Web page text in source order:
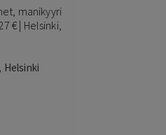
manikyyri
€ | Helsinki,
Helsinki